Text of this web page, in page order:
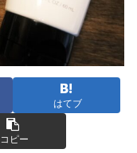
はてブ
コピー